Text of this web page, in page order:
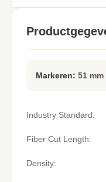
Markeren: 51
Industry Standard:
Fiber Cut Length:
Density: